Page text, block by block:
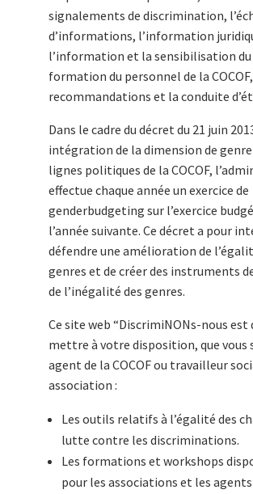
signalements de discrimination,
d’informations, l’information
l’information et la sensibilisation
formation du personnel de la
recommandations et la conduite
Dans le cadre du décret du 21 juin
intégration de la dimension de genre
lignes politiques de la COCOF,
effectue chaque année un exercice de
genderbudgeting sur l’exercice
l’année suivante. Ce décret a pour
défendre une amélioration de
genres et de créer des instruments
de l’inégalité des genres.
Ce site web “DiscrimiNONs-nous est
mettre à votre disposition, que vous
agent de la COCOF ou travailleur
association :
Les outils relatifs à l’égalité des
lutte contre les discriminations.
Les formations et workshops
pour les associations et les agents